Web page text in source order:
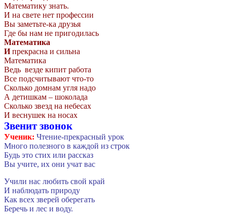
Математику знать.
И на свете нет профессии
Вы заметьте-ка друзья
Где бы нам не пригодилась
Математика
Ипрекрасна и сильна
Математика
Ведь везде кипит работа
Все подсчитывают что-то
Сколько домнам угля надо
А детишкам – шоколада
Сколько звезд на небесах
И веснушек на носах
Звенит звонок
Ученик: Чтение-прекрасный урок
Много полезного в каждой из строк
Будь это стих или рассказ
Вы учите, их они учат вас
Учили нас любить свой край
И наблюдать природу
Как всех зверей оберегать
Беречь и лес и воду.